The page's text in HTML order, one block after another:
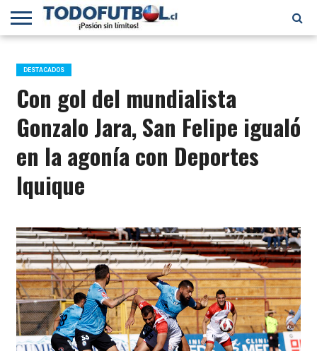
PRIMERA
B
SELECCIÓN
CHILENA
CHILENOS
EN EL
MUNDO
FÚTBOL
INTERNACIONAL
DESTACADOS
Con gol del mundialista
Gonzalo Jara, San Felipe igualó
en la agonía con Deportes
Iquique